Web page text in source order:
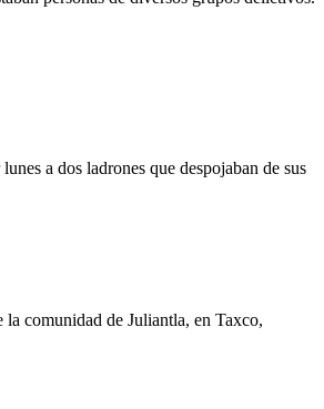
a dos ladrones que despojaban de sus
la comunidad de Juliantla, en Taxco,